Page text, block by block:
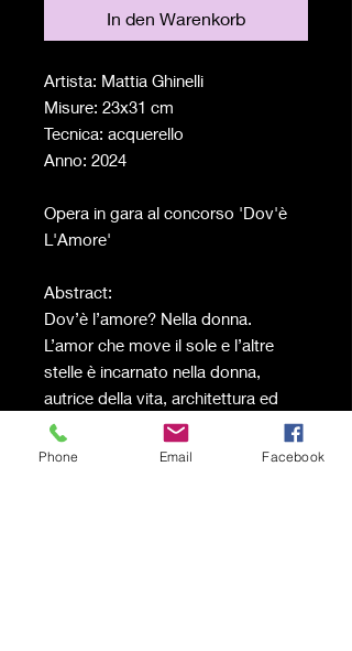
In den Warenkorb
Artista: Mattia Ghinelli
Misure: 23x31 cm
Tecnica: acquerello
Anno: 2024
Opera in gara al concorso 'Dov'è
L'Amore'
Abstract:
Dov’è l’amore? Nella donna.
L’amor che move il sole e l’altre
stelle è incarnato nella donna,
autrice della vita, architettura ed
architetto, simbolo della perfezione.
Il solo sguardo è un invito
Phone Email Facebook